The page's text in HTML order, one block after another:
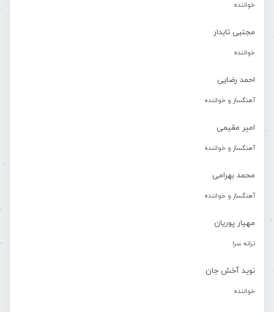
خواننده
مجتبی تابدار
خواننده
احمد رضایی
آهنگساز و خواننده
امیر مقیمی
آهنگساز و خواننده
محمد بهرامی
آهنگساز و خواننده
مهیار پوریان
ترانه سرا
نوید آخش جان
خواننده